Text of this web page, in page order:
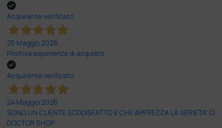
Acquirente verificato
25 Maggio 2026
Positiva esperienza di acquisto
Acquirente verificato
24 Maggio 2026
SONO UN CLIENTE SODDISFATTO E CHE APPREZZA LA SERIETA' DI
DOCTOR SHOP